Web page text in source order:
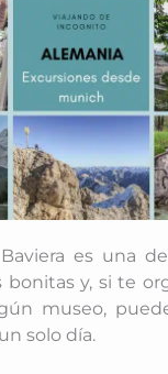
es una
bonitas y, si te
museo,
solo día.